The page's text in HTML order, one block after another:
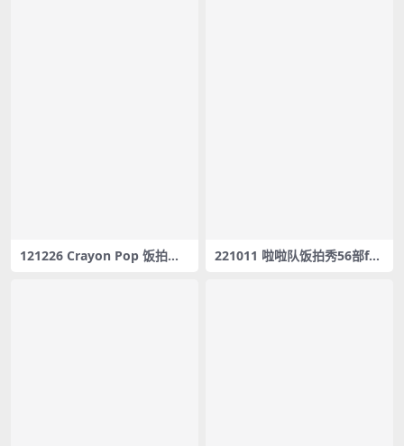
121226 Crayon Pop 饭拍秀7
221011 啦啦队饭拍秀56部fan